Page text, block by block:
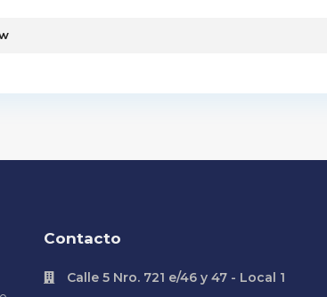
Contacto
Calle 5 Nro. 721 e/46 y 47 - Local 1